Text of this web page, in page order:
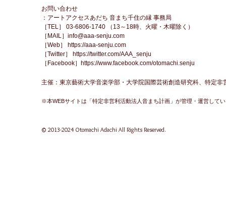
お問い合わせ
：アートアクセスあだち 音まち千住の縁 事務局
［TEL］ 03-6806-1740 （13～18時、火曜・木曜除く）
［MAIL］ info@aaa-senju.com
［Web］ https://aaa-senju.com
［Twitter］ https://twitter.com/AAA_senju
［Facebook］ https://www.facebook.com/otomachi.senju
主催：東京藝術大学音楽学部・大学院国際芸術創造研究科、特定
※本WEBサイトは「特定非営利活動法人音まち計画」が管理・運営して
© 2013-2024 Otomachi Adachi All Rights Reserved.